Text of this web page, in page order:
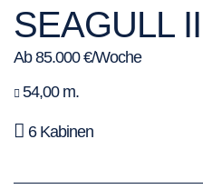
SEAGULL II
Ab 85.000 €/Woche
54,00 m.
6 Kabinen